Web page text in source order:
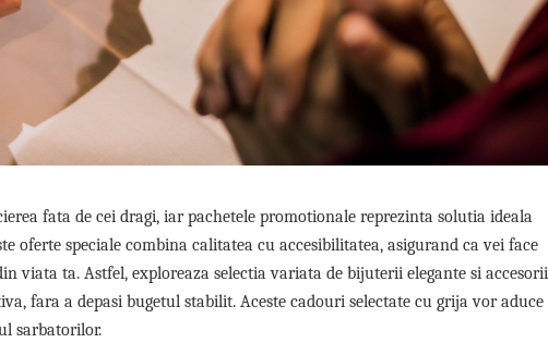
fata de cei dragi, iar pachetele promotionale reprezinta solutia ideala
oferte speciale combina calitatea cu accesibilitatea, asigurand ca vei face
viata ta. Astfel, exploreaza selectia variata de bijuterii elegante si accesorii
fara a depasi bugetul stabilit. Aceste cadouri selectate cu grija vor aduce
sarbatorilor.